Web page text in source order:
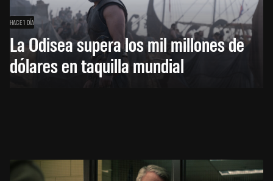
HACE 1 DÍA
La Odisea supera los mil millones de
dólares en taquilla mundial